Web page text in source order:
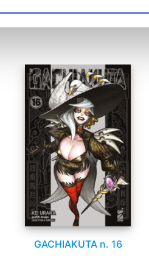
GACHIAKUTA n. 16